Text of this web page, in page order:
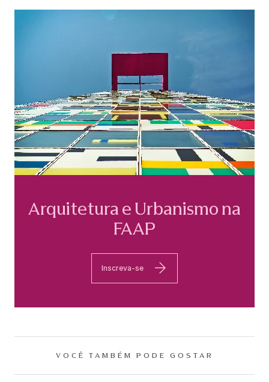
Arquitetura e Urbanismo na
FAAP
Inscreva-se
VOCÊ TAMBÉM PODE GOSTAR